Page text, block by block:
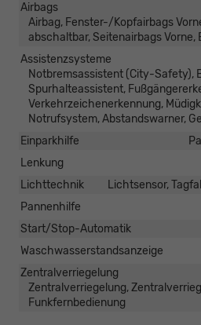
Airbags
Airbag, Fenster-/Kopfairbags
abschaltbar, Seitenairbags Vorne,
Assistenzsysteme
Notbremsassistent (City-Safety),
Spurhalteassistent,
Verkehrzeichenerkennung,
Notrufsystem, Abstandswarner,
Einparkhilfe
Lenkung
Lichttechnik
Lichtsensor,
Pannenhilfe
Start/Stop-Automatik
Waschwasserstandsanzeige
Zentralverriegelung
Zentralverriegelung,
Funkfernbedienung